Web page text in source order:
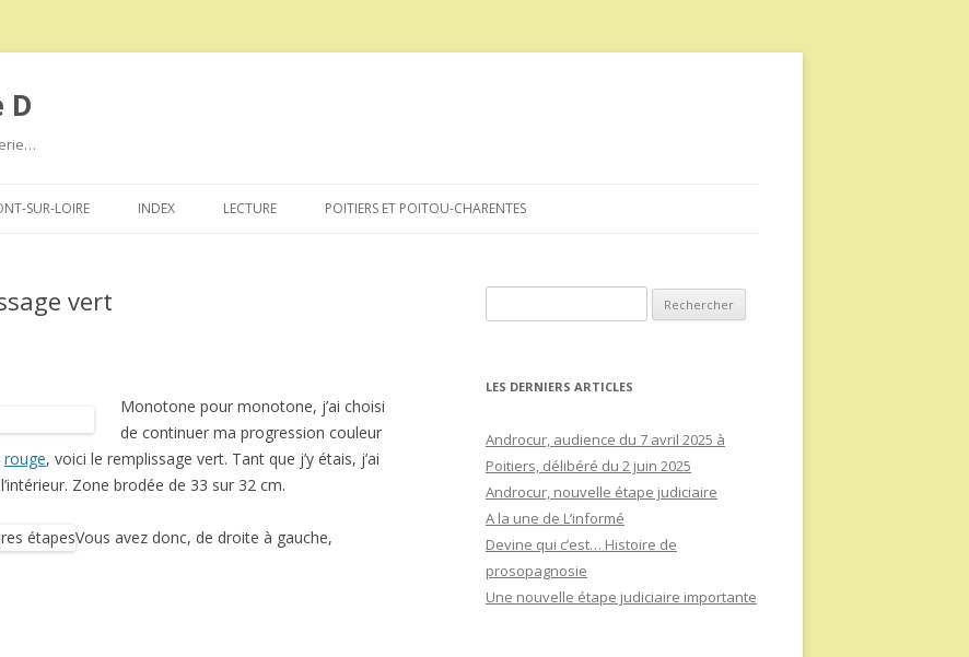
D
au
SUR-LOIRE INDEX LECTURE POITIERS ET POITOU-CHARENTES
vert
Monotone pour monotone, j’ai choisi
de continuer ma progression couleur
rouge, voici le remplissage vert. Tant que j’y étais, j’ai
Zone brodée de 33 sur 32 cm.
Vous avez donc, de droite à gauche,
LES DERNIERS ARTICLES
Androcur, audience du 7 avril 2025 à
Poitiers, délibéré du 2 juin 2025
Androcur, nouvelle étape judiciaire
A la une de L’informé
Devine qui c’est… Histoire de
prosopagnosie
Une nouvelle étape judiciaire importante